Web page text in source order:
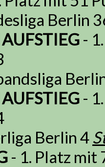
Berlin
-
-
Berlin 4
- 1. Platz mit